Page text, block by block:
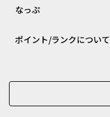
なっぷ
ポイント/ランクについて